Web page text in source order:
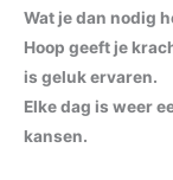
Wat je dan nodig
Hoop geeft je
is geluk ervaren.
Elke dag is weer
kansen.